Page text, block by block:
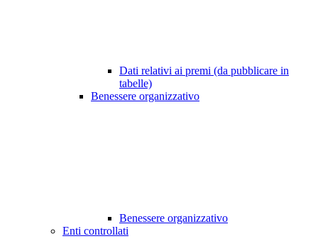
Dati relativi ai premi (da pubblicare in
tabelle)
Benessere organizzativo
Benessere organizzativo
Enti controllati